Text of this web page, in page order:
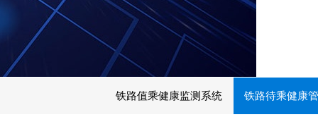
铁路值乘健康监测系统 铁路待乘健康